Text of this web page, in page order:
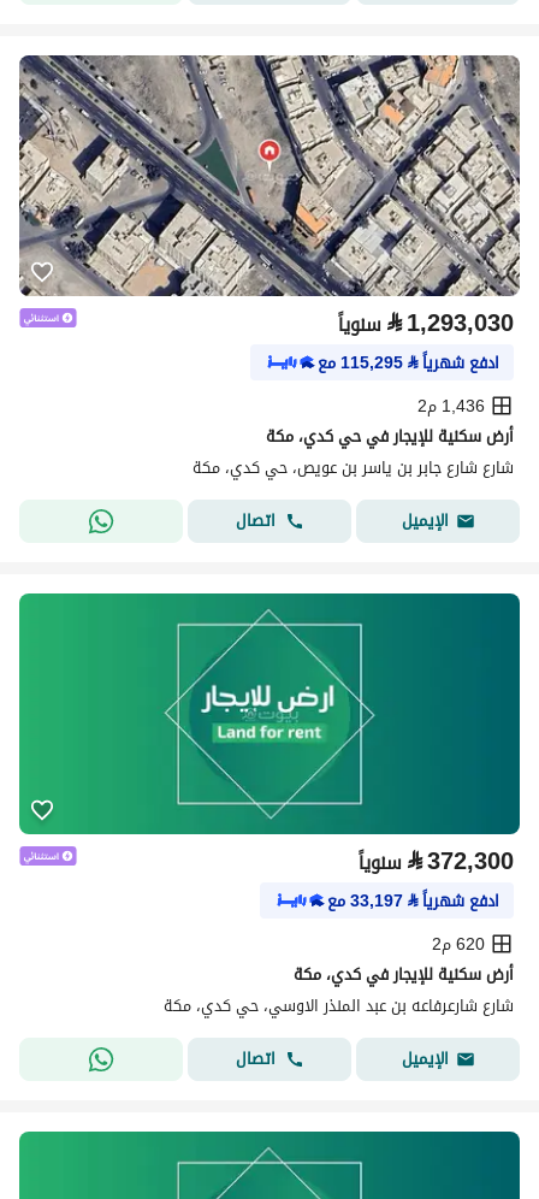
⃁1,293,030 سنوياً
ادفع شهرياً⃁
115,295مع
1,436 م2
أرض سكنية للإيجار في حي كدي، مكة
شارع شارع جابر بن ياسر بن عويص، حي كدي، مكة
الإيميل
اتصال
⃁372,300 سنوياً
ادفع شهرياً⃁
33,197مع
620 م2
أرض سكنية للإيجار في كدي، مكة
شارع شارعرفاعه بن عبد المنذر الاوسي، حي كدي، مكة
الإيميل
اتصال